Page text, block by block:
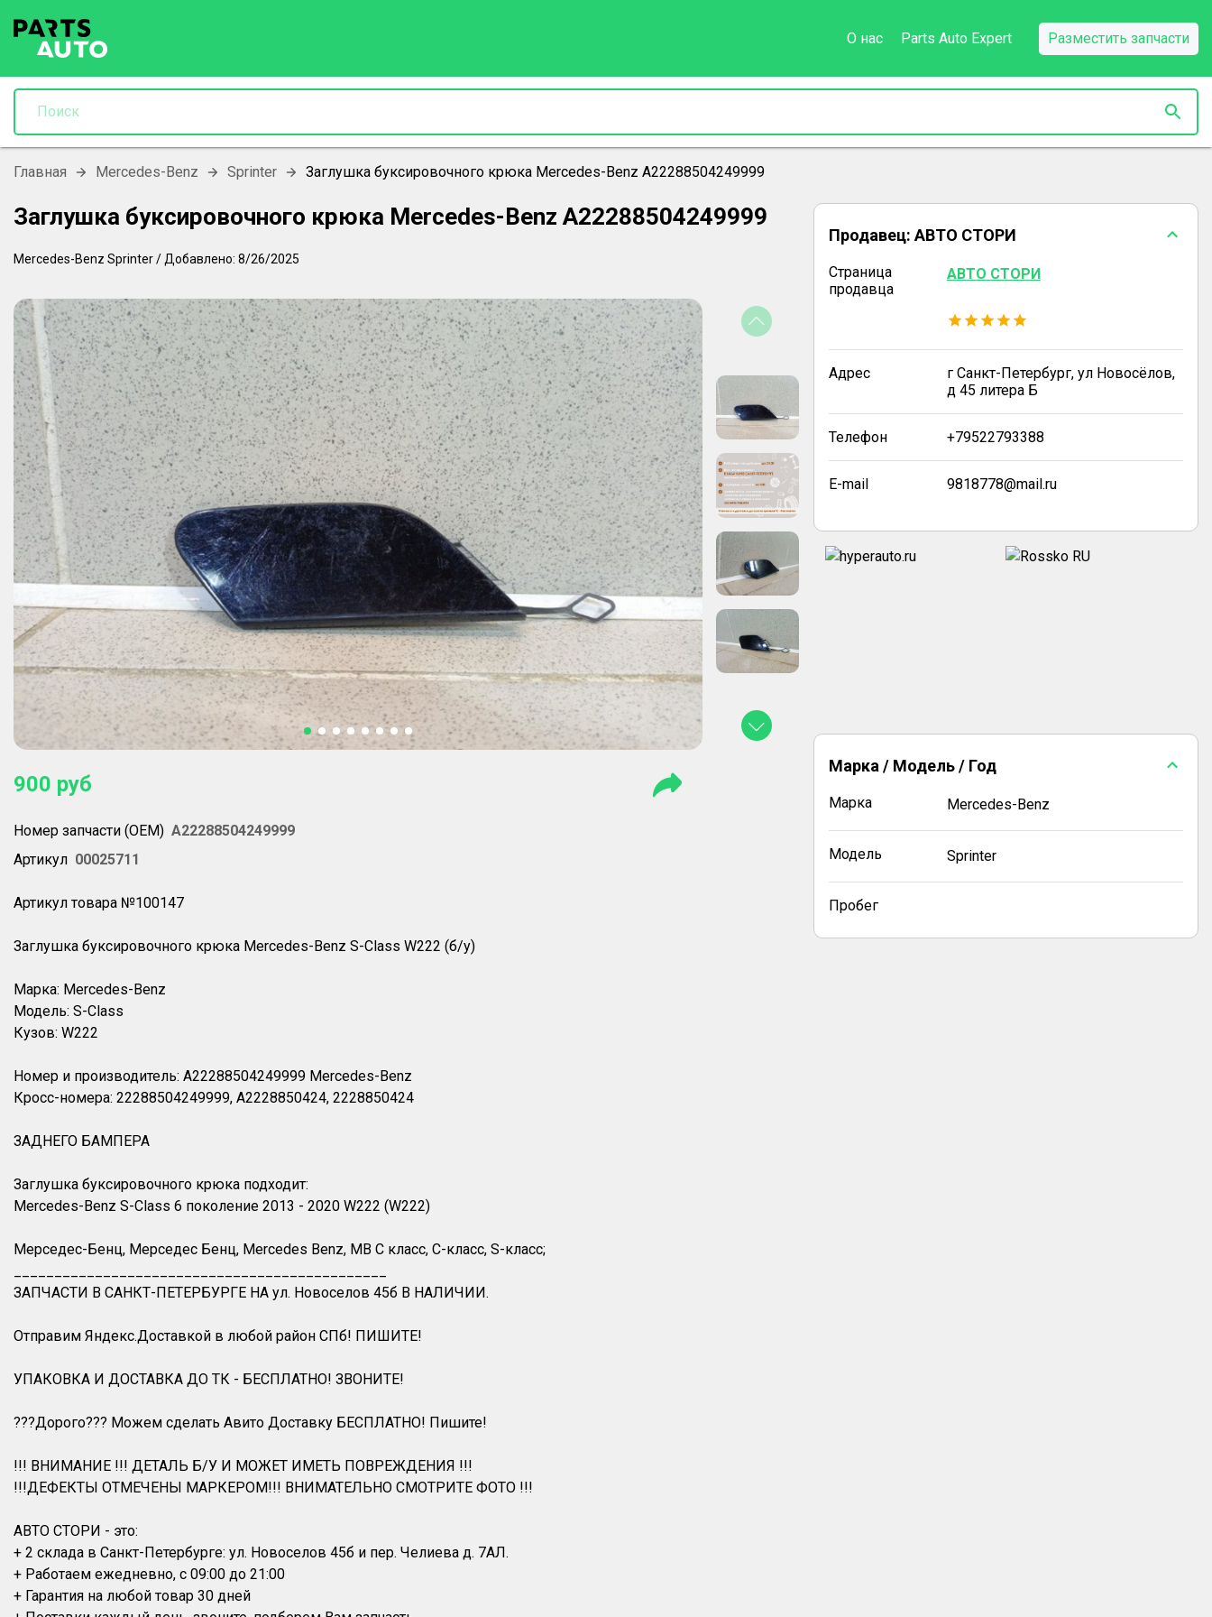
О нас Parts Auto Expert Разместить запчасти
Главная Mercedes-Benz Sprinter Заглушка буксировочного крюка Mercedes-Benz A22288504249999
Заглушка буксировочного крюка Mercedes-Benz A22288504249999
Mercedes-Benz Sprinter/ Добавлено: 8/26/2025
900 руб
Номер запчасти (OEM) A22288504249999
Артикул 00025711
Артикул товара №100147
Заглушка буксировочного крюка Mercedes-Benz S-Class W222 (б/у)
Марка: Mercedes-Benz
Модель: S-Class
Кузов: W222
Номер и производитель: A22288504249999 Mercedes-Benz
Кросс-номера: 22288504249999, A2228850424, 2228850424
ЗАДНЕГО БАМПЕРА
Заглушка буксировочного крюка подходит:
Mercedes-Benz S-Class 6 поколение 2013 - 2020 W222 (W222)
Мерседес-Бенц, Мерседес Бенц, Mercedes Benz, MB С класс, С-класс, S-класс;
ЗАПЧАСТИ В САНКТ-ПЕТЕРБУРГЕ НА ул. Новоселов 45б В НАЛИЧИИ.
Отправим Яндекс.Доставкой в любой район СПб! ПИШИТЕ!
УПАКОВКА И ДОСТАВКА ДО ТК - БЕСПЛАТНО! ЗВОНИТЕ!
???Дорого??? Можем сделать Авито Доставку БЕСПЛАТНО! Пишите!
!!! ВНИМАНИЕ !!! ДЕТАЛЬ Б/У И МОЖЕТ ИМЕТЬ ПОВРЕЖДЕНИЯ !!!
!!!ДЕФЕКТЫ ОТМЕЧЕНЫ МАРКЕРОМ!!! ВНИМАТЕЛЬНО СМОТРИТЕ ФОТО !!!
АВТО СТОРИ - это:
+ 2 склада в Санкт-Петербурге: ул. Новоселов 45б и пер. Челиева д. 7АЛ.
+ Работаем ежедневно, с 09:00 до 21:00
+ Гарантия на любой товар 30 дней
Продавец: АВТО СТОРИ
Страница
продавца
АВТО СТОРИ
Адрес
г Санкт-Петербург, ул Новосёлов,
д 45 литера Б
Телефон +79522793388
E-mail 9818778@mail.ru
Марка / Модель / Год
Марка Mercedes-Benz
Модель Sprinter
Пробег